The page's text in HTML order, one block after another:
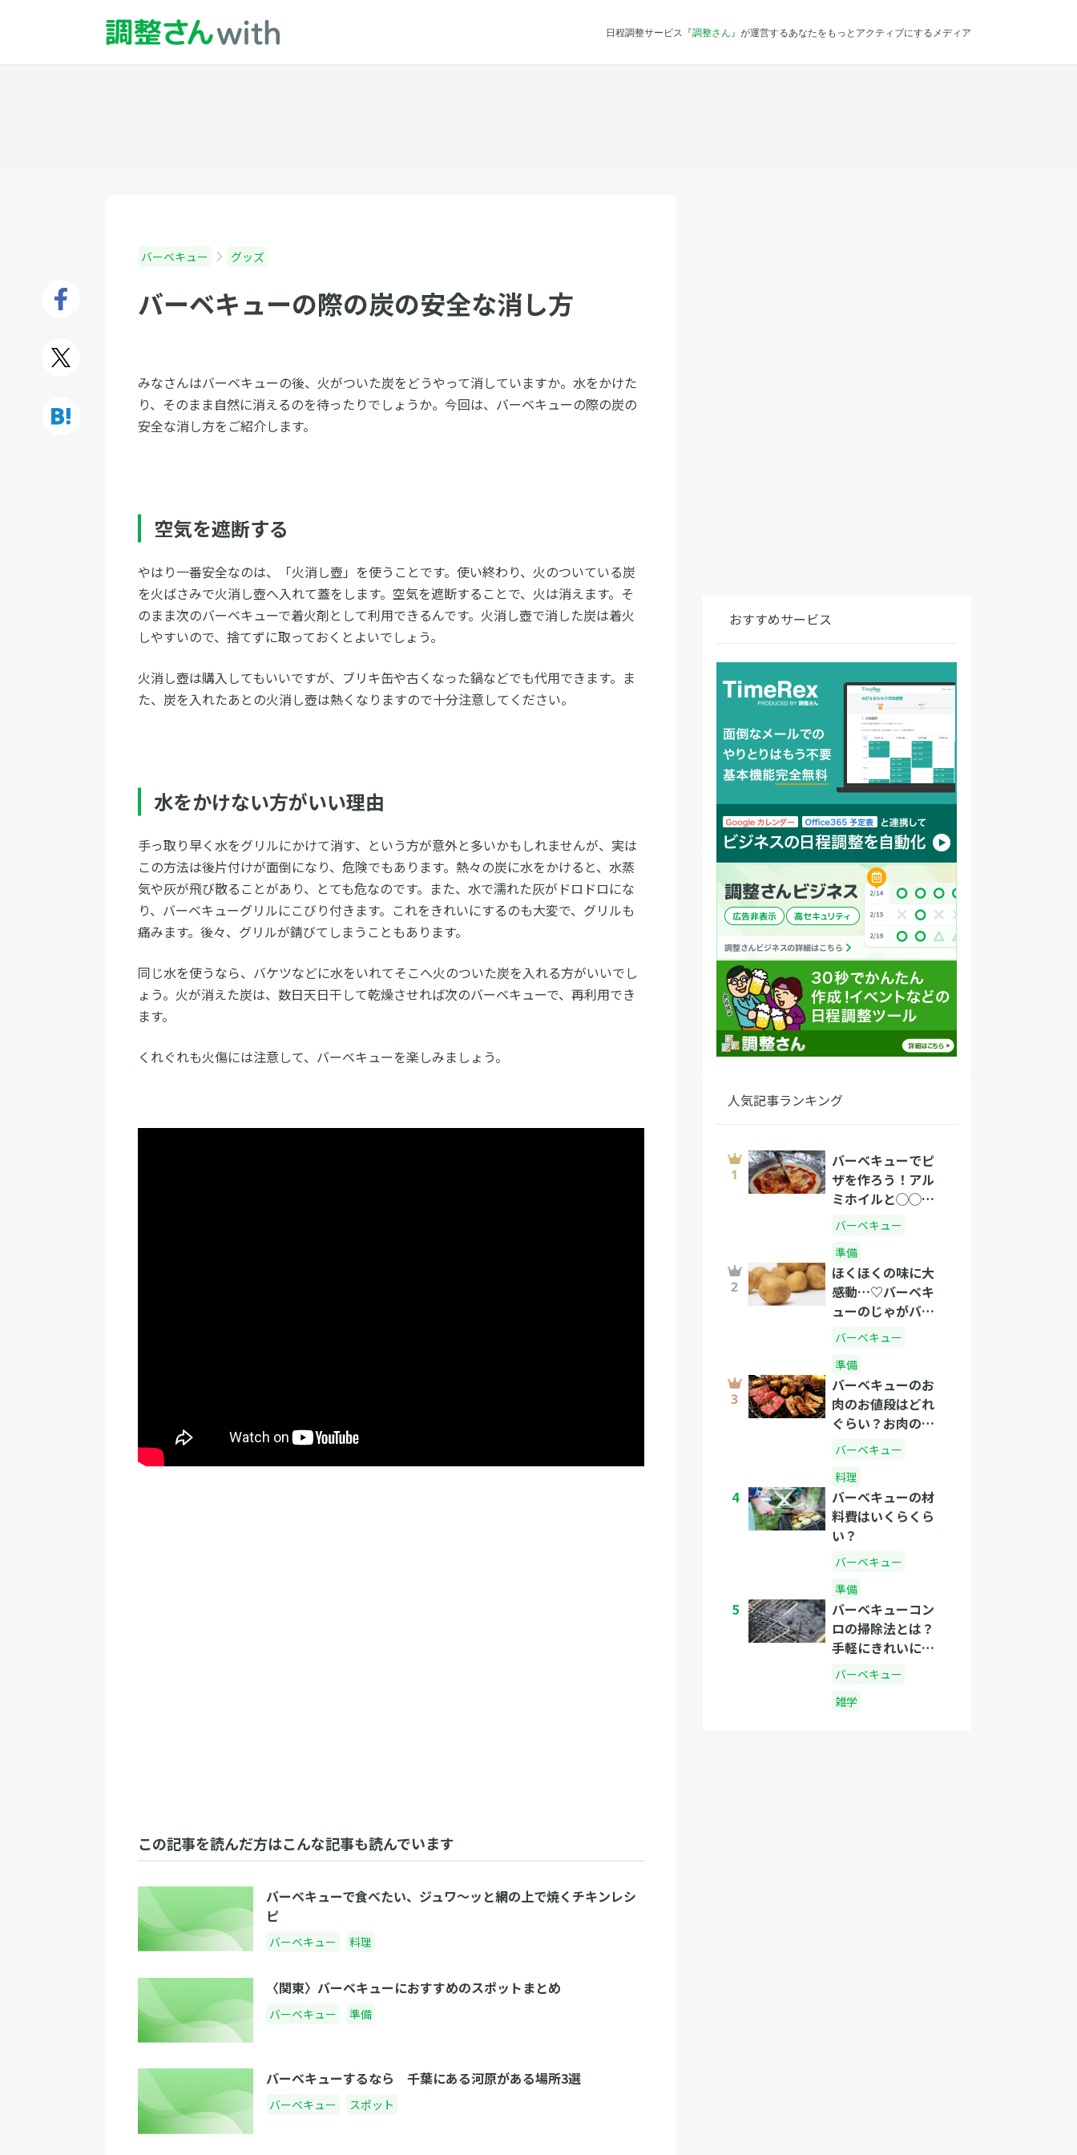
日程調整サービス『調整さん 』が運営するあなたをもっとアクティブにするメディア
バーベキュー グッズ
バーベキューの際の炭の安全な消し方
みなさんはバーベキューの後、火がついた炭をどうやって消していますか。水をかけた
り、そのまま自然に消えるのを待ったりでしょうか。今回は、バーベキューの際の炭の
安全な消し方をご紹介します。
空気を遮断する
やはり一番安全なのは、「火消し壺」を使うことです。使い終わり、火のついている炭
を火ばさみで火消し壺へ入れて蓋をします。空気を遮断することで、火は消えます。そ
のまま次のバーベキューで着火剤として利用できるんです。火消し壺で消した炭は着火
しやすいので、捨てずに取っておくとよいでしょう。
火消し壺は購入してもいいですが、ブリキ缶や古くなった鍋などでも代用できます。ま
た、炭を入れたあとの火消し壺は熱くなりますので十分注意してください。
水をかけない方がいい理由
手っ取り早く水をグリルにかけて消す、という方が意外と多いかもしれませんが、実は
この方法は後片付けが面倒になり、危険でもあります。熱々の炭に水をかけると、水蒸
気や灰が飛び散ることがあり、とても危なのです。また、水で濡れた灰がドロドロにな
り、バーベキューグリルにこびり付きます。これをきれいにするのも大変で、グリルも
痛みます。後々、グリルが錆びてしまうこともあります。
同じ水を使うなら、バケツなどに水をいれてそこへ火のついた炭を入れる方がいいでし
ょう。火が消えた炭は、数日天日干して乾燥させれば次のバーベキューで、再利用でき
ます。
くれぐれも火傷には注意して、バーベキューを楽しみましょう。
この記事を読んだ方はこんな記事も読んでいます
バーベキューで食べたい、ジュワ〜ッと網の上で焼くチキンレシ
ピ
バーベキュー 料理
〈関東〉バーベキューにおすすめのスポットまとめ
バーベキュー 準備
バーベキューするなら 千葉にある河原がある場所3選
バーベキュー スポット
おすすめサービス
人気記事ランキング
バーベキューでピ
ザを作ろう！アル
ミホイルと◯◯で
できるピザの作り
バーベキュー
準備
ほくほくの味に大
感動…♡バーベキ
ューのじゃがバタ
ーの作り方
バーベキュー
準備
バーベキューのお
肉のお値段はどれ
ぐらい？お肉の選
び方、種類と相場
をご紹介します
バーベキュー
料理
4
バーベキューの材
料費はいくらくら
い？
バーベキュー
準備
5
バーベキューコン
ロの掃除法とは？
手軽にきれいにな
る方法
バーベキュー
雑学